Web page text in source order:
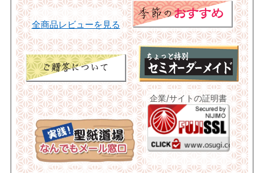
全商品レビューを見る
企業/サイトの証明書